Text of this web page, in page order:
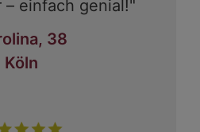
– einfach genial!"
38
Köln